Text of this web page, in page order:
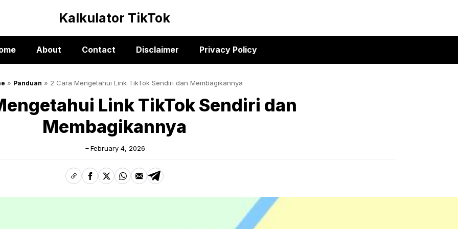
Kalkulator TikTok
About Contact Disclaimer Privacy Policy
» Panduan » 2 Cara Mengetahui Link TikTok Sendiri dan Membagikannya
Link TikTok Sendiri dan
Membagikannya
February 4, 2026